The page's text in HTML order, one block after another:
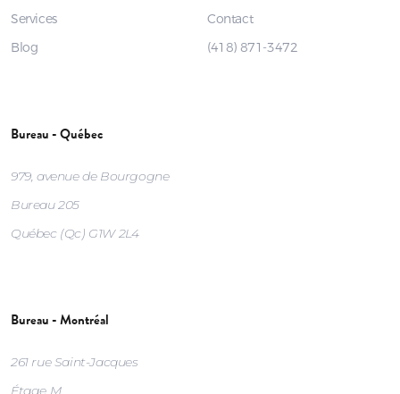
Services
Blog
Contact
(418) 871-3472
Bureau - Québec
979, avenue de Bourgogne
Bureau 205
Québec (Qc) G1W 2L4
Bureau - Montréal
261 rue Saint-Jacques
Étage M